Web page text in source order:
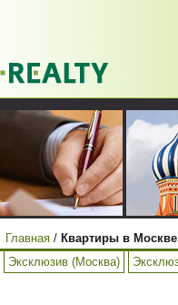
Главная / Квартиры в
Эксклюзив (Москва)